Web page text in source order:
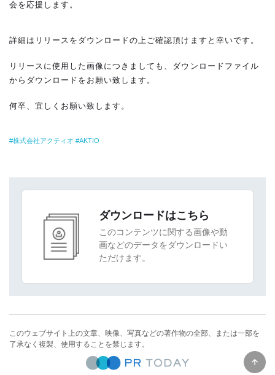
会を応援します。
詳細はリリースをダウンロードの上ご確認頂けますと幸いです。
リリースに使用した画像につきましても、ダウンロードファイル
からダウンロードをお願い致します。
何卒、宜しくお願い致します。
株式会社アクティオ AKTIO
ダウンロードはこちら
このコンテンツに関する画像や動
画などのデータをダウンロードい
ただけます。
このウェブサイト上の文章、映像、写真などの著作物の全部、または一部を
了承なく複製、使用することを禁じます。